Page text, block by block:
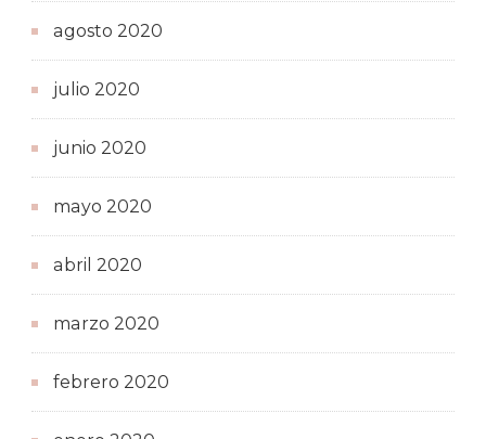
agosto 2020
julio 2020
junio 2020
mayo 2020
abril 2020
marzo 2020
febrero 2020